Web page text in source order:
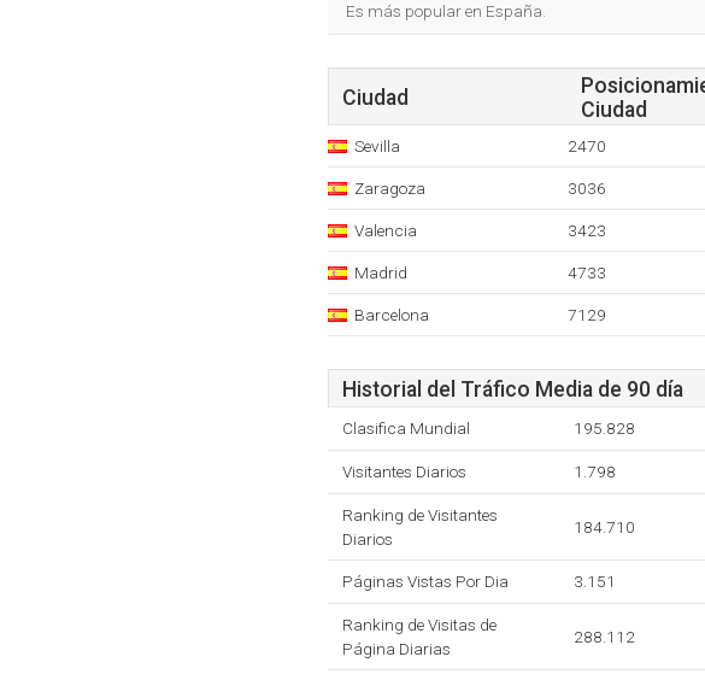
Es más popular en España.
Ciudad
Ciudad
Sevilla 2470
Zaragoza 3036
Valencia 3423
Madrid 4733
Barcelona 7129
Historial del Tráfico Media de 90 día
Clasifica Mundial 195.828
Visitantes Diarios 1.798
Ranking de Visitantes
Diarios
184.710
Páginas Vistas Por Dia 3.151
Ranking de Visitas de
Página Diarias
288.112